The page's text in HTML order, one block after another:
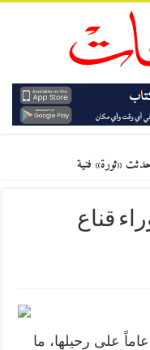
«ثورة» فنية
قناع
على رحيلها، ما